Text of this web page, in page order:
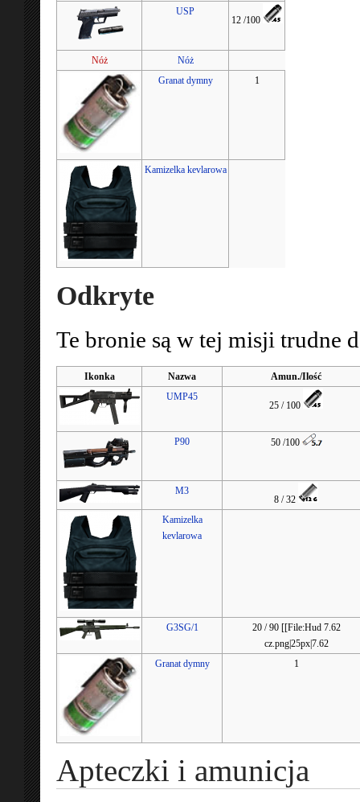
USP
12 /100
Nóż
Nóż
Granat dymny
1
Kamizelka kevlarowa
Odkryte
Te bronie są w tej misji trudne
Ikonka Nazwa
Amun./Ilość
UMP45
25 / 100
P90 50 /100
M3
8 / 32
Kamizelka
kevlarowa
G3SG/1
20 / 90 [[File:Hud 7.62
cz.png|25px|7.62
Granat dymny
1
Apteczki i amunicja